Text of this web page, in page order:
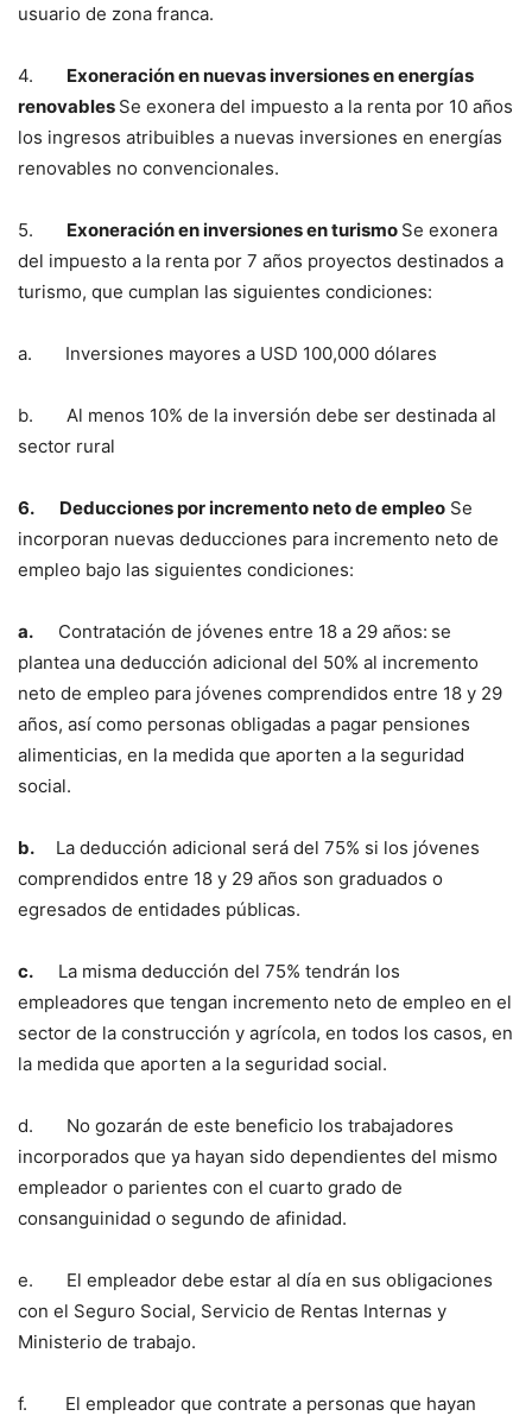
usuario de zona franca.
4. Exoneración en nuevas inversiones en energías
renovables Se exonera del impuesto a la renta por 10 años
los ingresos atribuibles a nuevas inversiones en energías
renovables no convencionales.
5. Exoneración en inversiones en turismo Se exonera
del impuesto a la renta por 7 años proyectos destinados a
turismo, que cumplan las siguientes condiciones:
a. Inversiones mayores a USD 100,000 dólares
b. Al menos 10% de la inversión debe ser destinada al
sector rural
6. Deducciones por incremento neto de empleo Se
incorporan nuevas deducciones para incremento neto de
empleo bajo las siguientes condiciones:
a. Contratación de jóvenes entre 18 a 29 años: se
plantea una deducción adicional del 50% al incremento
neto de empleo para jóvenes comprendidos entre 18 y 29
años, así como personas obligadas a pagar pensiones
alimenticias, en la medida que aporten a la seguridad
social.
b. La deducción adicional será del 75% si los jóvenes
comprendidos entre 18 y 29 años son graduados o
egresados de entidades públicas.
c. La misma deducción del 75% tendrán los
empleadores que tengan incremento neto de empleo en el
sector de la construcción y agrícola, en todos los casos, en
la medida que aporten a la seguridad social.
d. No gozarán de este beneficio los trabajadores
incorporados que ya hayan sido dependientes del mismo
empleador o parientes con el cuarto grado de
consanguinidad o segundo de afinidad.
e. El empleador debe estar al día en sus obligaciones
con el Seguro Social, Servicio de Rentas Internas y
Ministerio de trabajo.
f. El empleador que contrate a personas que hayan